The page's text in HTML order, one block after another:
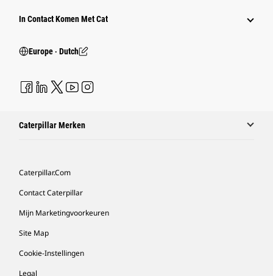
In Contact Komen Met Cat
Europe ‧ Dutch
Caterpillar Merken
Caterpillar.com
Contact Caterpillar
Mijn Marketingvoorkeuren
Site Map
Cookie-Instellingen
Legal